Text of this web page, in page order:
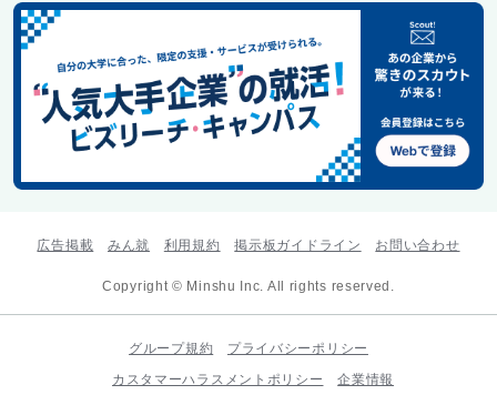
広告掲載 みん就 利用規約 掲示板ガイドライン お問い合わせ
Copyright © Minshu Inc. All rights reserved.
グループ規約
プライバシーポリシー
カスタマーハラスメントポリシー
企業情報